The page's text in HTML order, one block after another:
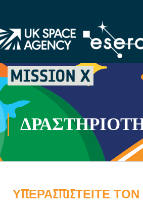
ΥΠΕΡΑΣΠΙΣΤΕΊΤΕ